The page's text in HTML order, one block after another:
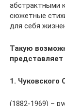
абстрактными
сюжетные
для себя
Такую
1. Чуковского
(1882-1969) –